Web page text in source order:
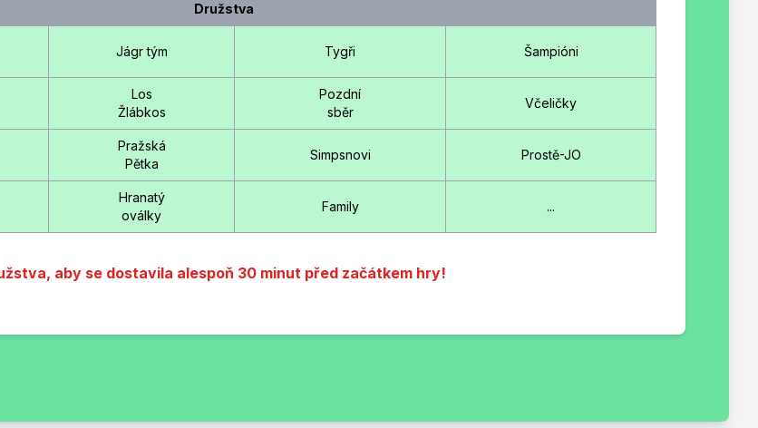
Družstva
Jágr tým Tygři Šampióni
Los
Žlábkos
Pozdní
sběr
Včeličky
Pražská
Pětka
Simpsnovi Prostě-JO
Hranatý
oválky
Family ...
aby se dostavila alespoň 30 minut před začátkem hry!